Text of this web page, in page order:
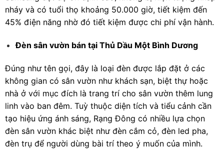
nháy và có tuổi thọ khoảng 50.000 giờ, tiết kiệm đến
45% điện năng nhờ đó tiết kiệm được chi phí vận hành.
Đèn sân vườn bán tại Thủ Dầu Một Bình Dương
Đúng như tên gọi, đây là loại đèn được lắp đặt ở các
không gian có sân vườn như khách sạn, biệt thự hoặc
nhà ở với mục đích là trang trí cho sân vườn thêm lung
linh vào ban đêm. Tuỳ thuộc diện tích và tiểu cảnh cần
tạo hiệu ứng ánh sáng, Rạng Đông có nhiều lựa chọn
đèn sân vườn khác biệt như đèn cắm cỏ, đèn led pha,
đèn trụ để người dùng bài trí theo ý muốn của mình.